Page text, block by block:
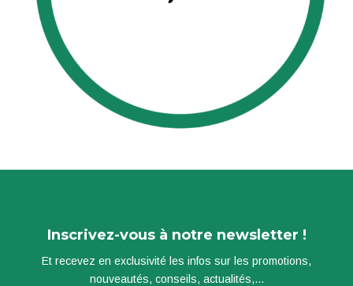
Inscrivez-vous à notre newsletter !
Et recevez en exclusivité les infos sur les promotions,
nouveautés, conseils, actualités,...